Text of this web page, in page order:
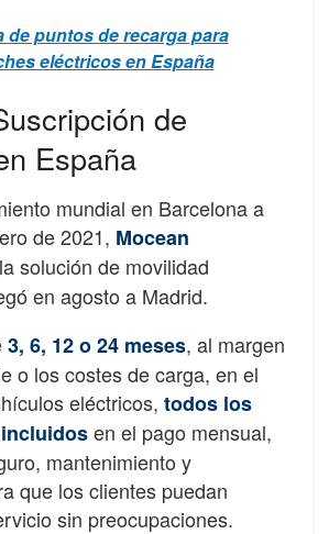
de puntos de recarga para
eléctricos en España
de
España
mundial en Barcelona a
de 2021, Mocean
solución de movilidad
en agosto a Madrid.
3, 6, 12 o 24 meses, al margen
o los costes de carga, en el
eléctricos, todos los
en el pago mensual,
mantenimiento y
que los clientes puedan
sin preocupaciones.